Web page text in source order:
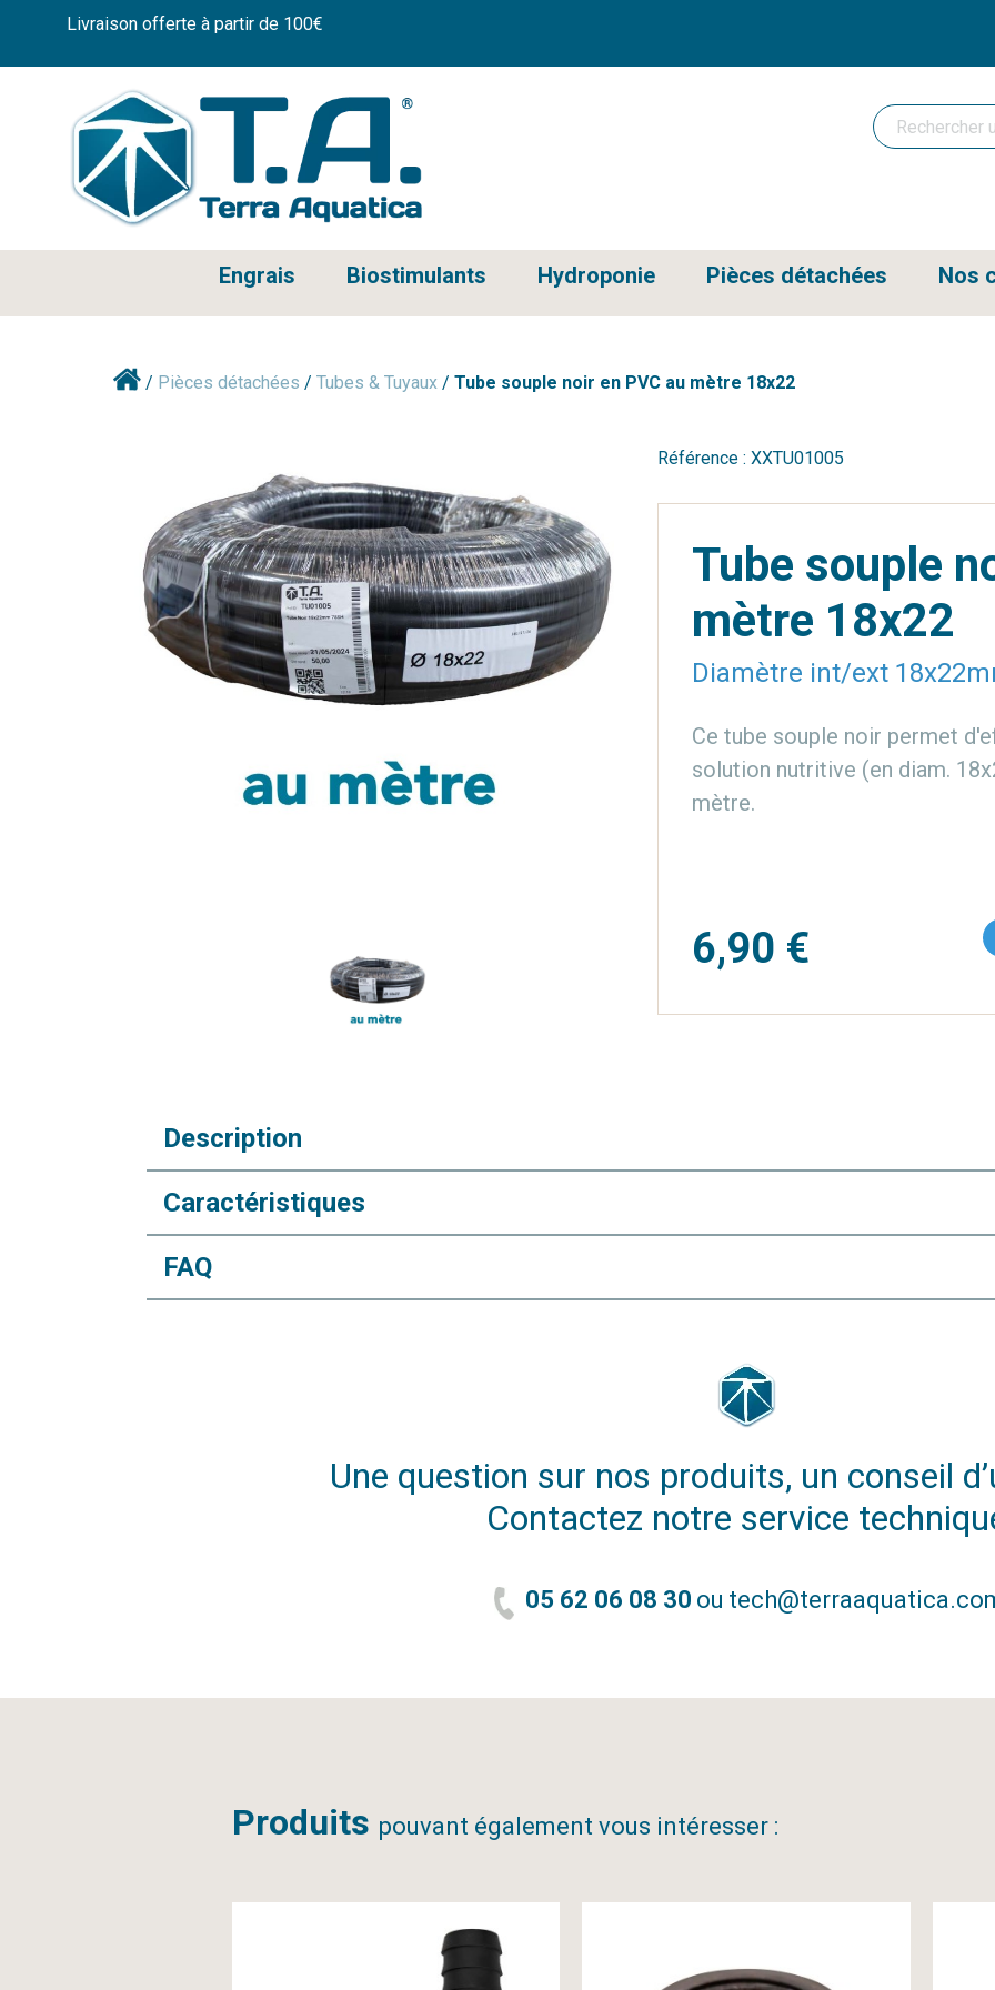
Livraison offerte à partir de 100€
Engrais Biostimulants Hydroponie Pièces détachées Nos
/ Pièces détachées / Tubes & Tuyaux / Tube souple noir en PVC au mètre 18x22
Référence : XXTU01005
Tube souple
mètre 18x22
Diamètre int/ext
Ce tube souple noir permet
solution nutritive (en diam.
mètre.
6,90 €
Description
Caractéristiques
FAQ
Une question sur nos produits, un conseil
Contactez notre service
05 62 06 08 30 ou
Produits pouvant également vous intéresser :